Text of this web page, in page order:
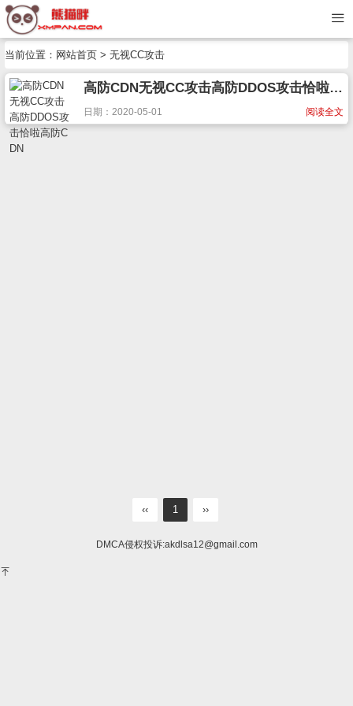
当前位置： 网站首页 > 无视CC攻击
高防CDN无视CC攻击高防DDOS攻击恰啦高防CDN
阅读全文
日期：2020-05-01
‹‹ 1 ››
DMCA侵权投诉:akdlsa12@gmail.com